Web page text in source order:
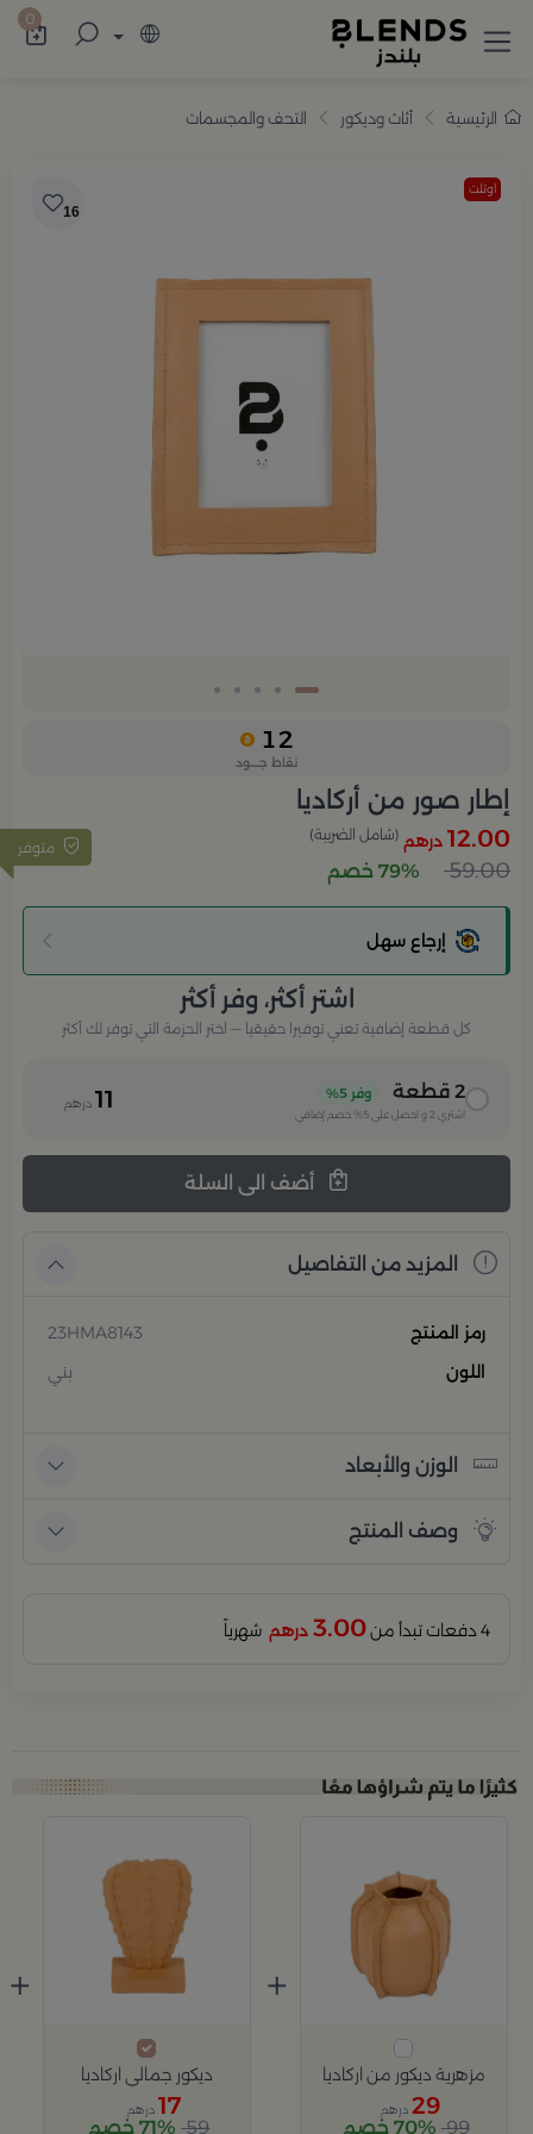
تسوّق من بلندز تشكيلة تضم ترامس القهوة 0
الرئيسية أثاث وديكور التحف والمجسمات
اوتلت
16
12
نقاط جــــود
إطار صور من أركاديا
متوفر 12.00 درهم (شامل الضريبة)
59.00 79% خصم
إرجاع سهل
اشتر أكثر، وفر أكثر
كل قطعة إضافية تعني توفيرا حقيقيا — اختر الحزمة التي توفر لك أكثر
2 قطعة وفر 5%
اشتري 2 و احصل على 5% خصم إضافي 11 درهم
المزيد من التفاصيل
رمز المنتج
23HMA8143
اللون
بني
الوزن والأبعاد
وصف المنتج
4 دفعات تبدأ من 3.00 درهم شهرياً
مزهرية ديكور من اركاديا
29درهم
99 70% خصم
+
ديكور جمالي اركاديا
17 درهم
59 71% خصم
+